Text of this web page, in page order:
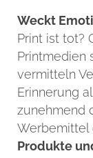
Weckt
Print ist tot?
Printmedien
vermitteln
Erinnerung
zunehmend
Werbemittel
Produkte